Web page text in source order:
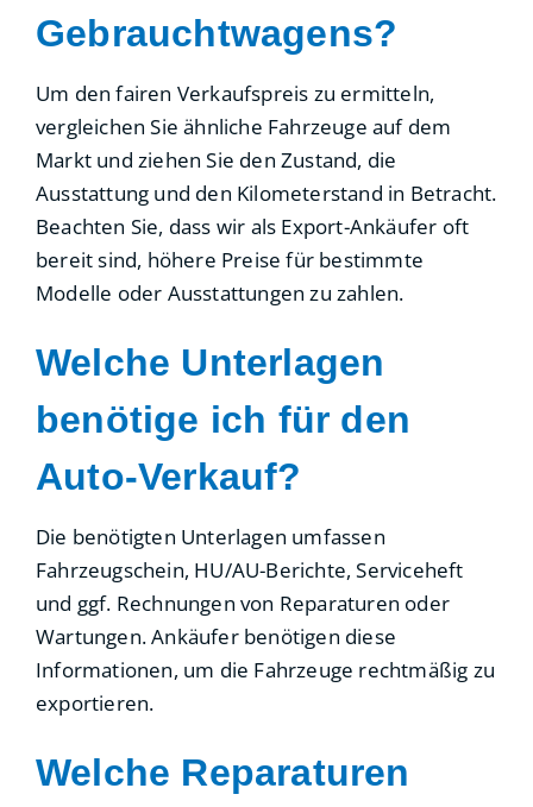
Gebrauchtwagens?
Um den fairen Verkaufspreis zu ermitteln,
vergleichen Sie ähnliche Fahrzeuge auf dem
Markt und ziehen Sie den Zustand, die
Ausstattung und den Kilometerstand in Betracht.
Beachten Sie, dass wir als Export-Ankäufer oft
bereit sind, höhere Preise für bestimmte
Modelle oder Ausstattungen zu zahlen.
Welche Unterlagen
benötige ich für den
Auto-Verkauf?
Die benötigten Unterlagen umfassen
Fahrzeugschein, HU/AU-Berichte, Serviceheft
und ggf. Rechnungen von Reparaturen oder
Wartungen. Ankäufer benötigen diese
Informationen, um die Fahrzeuge rechtmäßig zu
exportieren.
Welche Reparaturen